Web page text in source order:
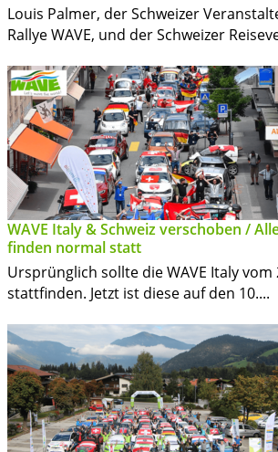
Louis Palmer, der Schweizer
Rallye WAVE, und der Schweizer
WAVE Italy & Schweiz verschoben /
finden normal statt
Ursprünglich sollte die WAVE Italy vom
stattfinden. Jetzt ist diese auf den 10....